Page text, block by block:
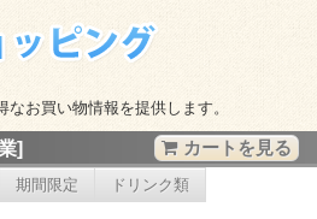
お買い物情報を提供します。
] カートを見る
期間限定 ドリンク類